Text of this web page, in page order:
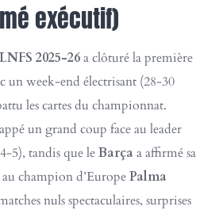
exécutif)
2025-26a clôturé la première
un week-end électrisant (28-30
les cartes du championnat.
un grand coup face au leader
5), tandis que leBarçaa affirmé sa
champion d’EuropePalma
nuls spectaculaires, surprises